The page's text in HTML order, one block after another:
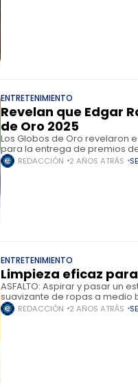
ENTRETENIMIENTO
Revelan que Edgar
de Oro 2025
Los Globos de Oro revelaron
para la entrega de premios
actores, comediantes y
REDACCIÓN 2 AÑOS ATRÁS
ENTRETENIMIENTO
Limpieza eficaz
ASFALTO: Aspirar y pasar un
suavizante de ropas a medio
recomienda sacar
REDACCIÓN 2 AÑOS ATRÁS